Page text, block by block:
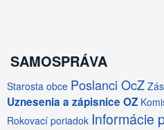
SAMOSPRÁVA
Starosta obce Poslanci OcZ
Uznesenia a zápisnice OZ
Rokovací poriadok Informácie